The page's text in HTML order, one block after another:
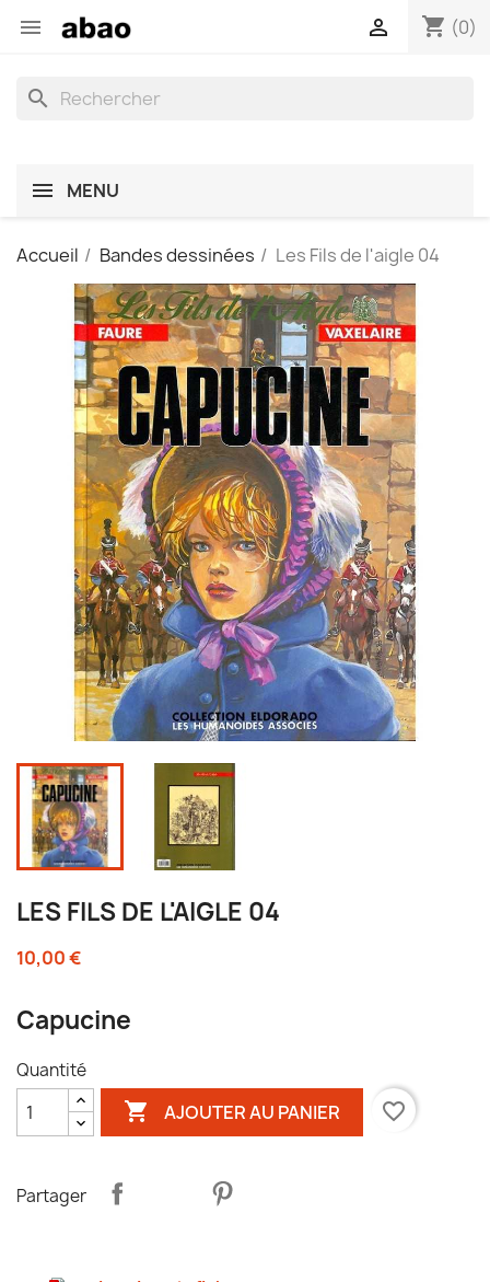
 shopping_cart (0)

search
MENU
Accueil Bandes dessinées Les Fils de l'aigle 04
LES FILS DE L'AIGLE 04
10,00 €
Capucine
Quantité
 AJOUTER AU PANIER favorite_border
Partager